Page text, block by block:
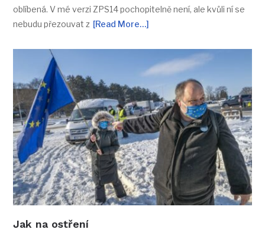
oblíbená. V mé verzi ZPS14 pochopitelně není, ale kvůli ní se
nebudu přezouvat z [Read More…]
Jak na ostření